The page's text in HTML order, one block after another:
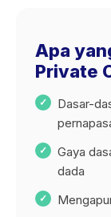
Apa
Private
Dasar-
Gaya
dada